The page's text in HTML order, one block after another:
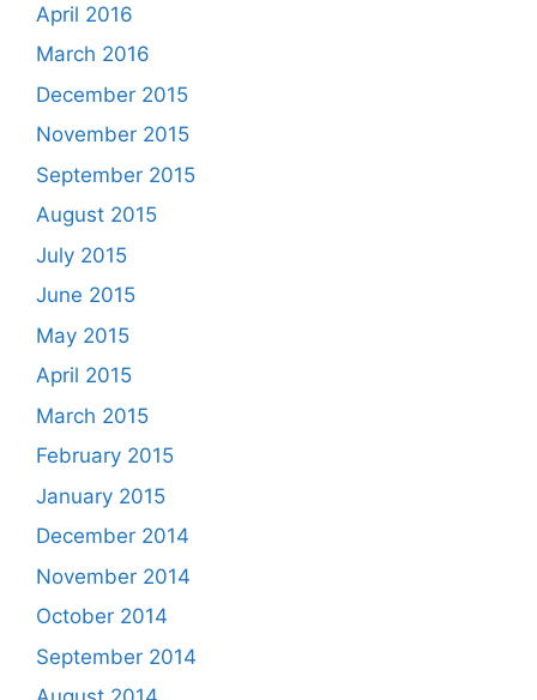
April 2016
March 2016
December 2015
November 2015
September 2015
August 2015
July 2015
June 2015
May 2015
April 2015
March 2015
February 2015
January 2015
December 2014
November 2014
October 2014
September 2014